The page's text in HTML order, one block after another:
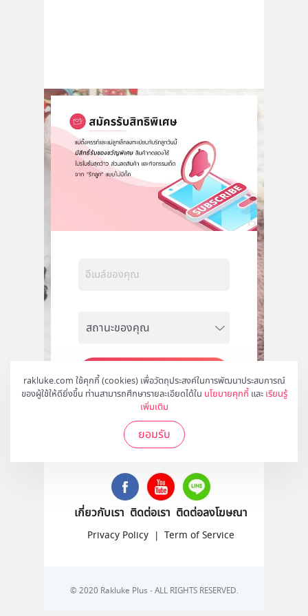
rakluke.com ใช้คุกกี้ (cookies) เพื่อวัตถุประสงค์ในการพัฒนาประสบการณ์
ของผู้ใช้ให้ดียิ่งขึ้น ท่านสามารถศึกษารายละเอียดได้ใน นโยบายคุกกี้ และ เรียนรู้
เพิ่มเติม
ยอมรับ
สมัคร
ติดตามเราได้ที่
เกี่ยวกับเรา ติดต่อเรา ติดต่อลงโฆษณา
Privacy Policy | Term of Service
© 2020 Rakluke Plus - ALL RIGHTS RESERVED.